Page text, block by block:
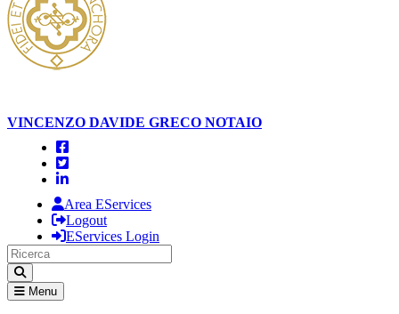
VINCENZO DAVIDE GRECO NOTAIO
Area EServices
Logout
EServices Login
Menu